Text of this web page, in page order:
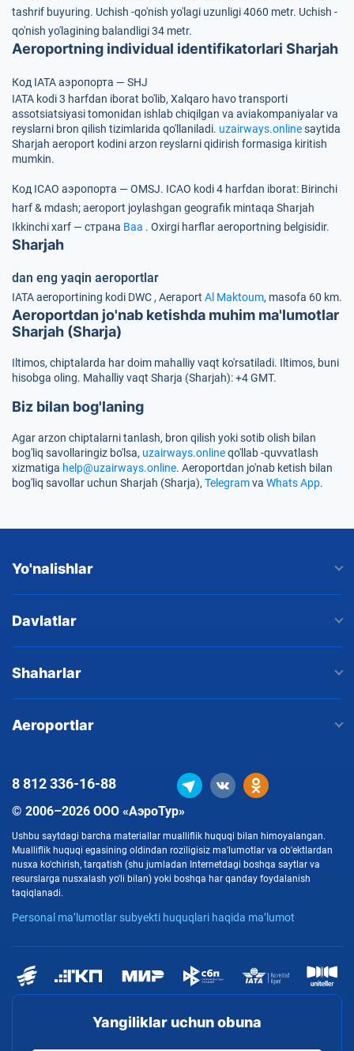
tashrif buyuring. Uchish -qo'nish yo'lagi uzunligi 4060 metr. Uchish -
qo'nish yo'lagining balandligi 34 metr.
Aeroportning individual identifikatorlari Sharjah
Код IATA аэропорта — SHJ
IATA kodi 3 harfdan iborat bo'lib, Xalqaro havo transporti
assotsiatsiyasi tomonidan ishlab chiqilgan va aviakompaniyalar va
reyslarni bron qilish tizimlarida qo'llaniladi. uzairways.onlinesaytida
Sharjah aeroport kodini arzon reyslarni qidirish formasiga kiritish
mumkin.
Код ICAO аэропорта — OMSJ. ICAO kodi 4 harfdan iborat: Birinchi
harf & mdash; aeroport joylashgan geografik mintaqa Sharjah
Ikkinchi xarf — страна Baa . Oxirgi harflar aeroportning belgisidir.
Sharjah
dan eng yaqin aeroportlar
IATA aeroportining kodi DWC , Aeraport Al Maktoum, masofa 60 km.
Aeroportdan jo'nab ketishda muhim ma'lumotlar
Sharjah (Sharja)
Iltimos, chiptalarda har doim mahalliy vaqt ko'rsatiladi. Iltimos, buni
hisobga oling. Mahalliy vaqt Sharja (Sharjah): +4 GMT.
Biz bilan bog'laning
Agar arzon chiptalarni tanlash, bron qilish yoki sotib olish bilan
bog'liq savollaringiz bo'lsa, uzairways.onlineqo'llab -quvvatlash
xizmatiga help@uzairways.online. Aeroportdan jo'nab ketish bilan
bog'liq savollar uchun Sharjah (Sharja), Telegramva Whats App.
Yo'nalishlar
Davlatlar
Shaharlar
Aeroportlar
Yangiliklar uchun obuna
© 2006–2026 ООО «АэроТур»
Ushbu saytdagi barcha materiallar mualliflik huquqi bilan himoyalangan.
Mualliflik huquqi egasining oldindan roziligisiz ma'lumotlar va ob'ektlardan
nusxa ko'chirish, tarqatish (shu jumladan Internetdagi boshqa saytlar va
resurslarga nusxalash yo'li bilan) yoki boshqa har qanday foydalanish
taqiqlanadi.
Personal ma’lumotlar subyekti huquqlari haqida ma’lumot
8 812336-16-88